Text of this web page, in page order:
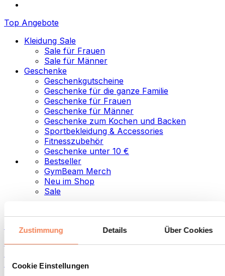
Zustimmung Details Über Cookies
Cookie Einstellungen
Top Angebote
Kleidung Sale
Sale für Frauen
Sale für Männer
Geschenke
Geschenkgutscheine
Geschenke für die ganze Familie
Geschenke für Frauen
Geschenke für Männer
Geschenke zum Kochen und Backen
Sportbekleidung & Accessories
Fitnesszubehör
Geschenke unter 10 €
Bestseller
GymBeam Merch
Neu im Shop
Sale
Lebensmittel
Fitness-Food
Aufstriche und Pasten